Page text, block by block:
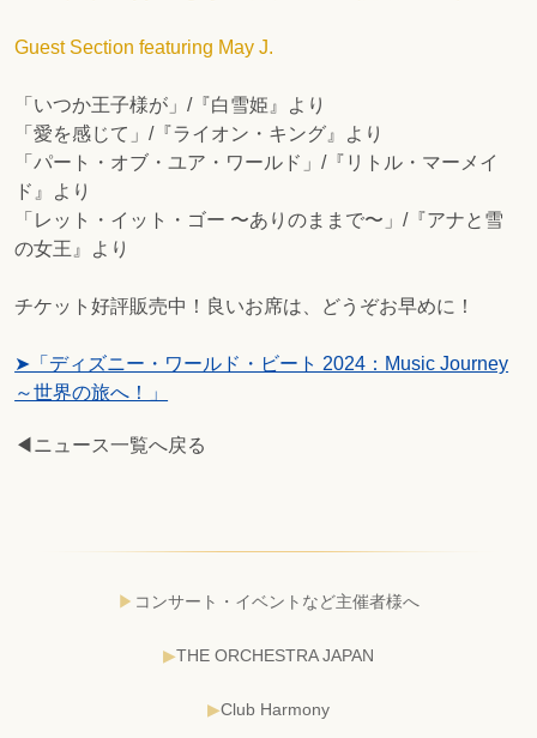
Guest Section featuring May J.
「いつか王子様が」/『白雪姫』より
「愛を感じて」/『ライオン・キング』より
「パート・オブ・ユア・ワールド」/『リトル・マーメイ
ド』より
「レット・イット・ゴー 〜ありのままで〜」/『アナと雪
の女王』より
チケット好評販売中！良いお席は、どうぞお早めに！
➤「ディズニー・ワールド・ビート 2024：Music Journey
～世界の旅へ！​」
◀ニュース一覧へ戻る
コンサート・イベントなど主催者様へ
THE ORCHESTRA JAPAN
Club Harmony